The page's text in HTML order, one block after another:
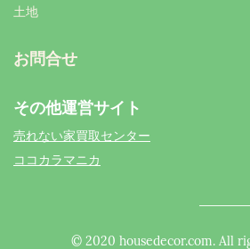
土地
お問合せ
その他運営サイト
売れない家買取センター
ココカラマニカ
© 2020 housedecor.com. All